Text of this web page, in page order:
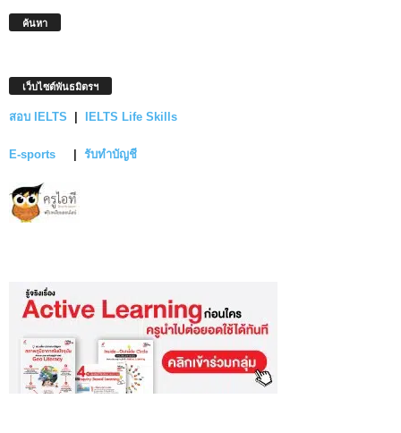
ค้นหา
เว็บไซต์พันธมิตรฯ
สอบ IELTS IELTS Life Skills
E-sports รับทำบัญชี